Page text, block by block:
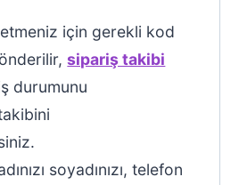
için gerekli kod
sipariş takibi
durumunu
soyadınızı, telefon